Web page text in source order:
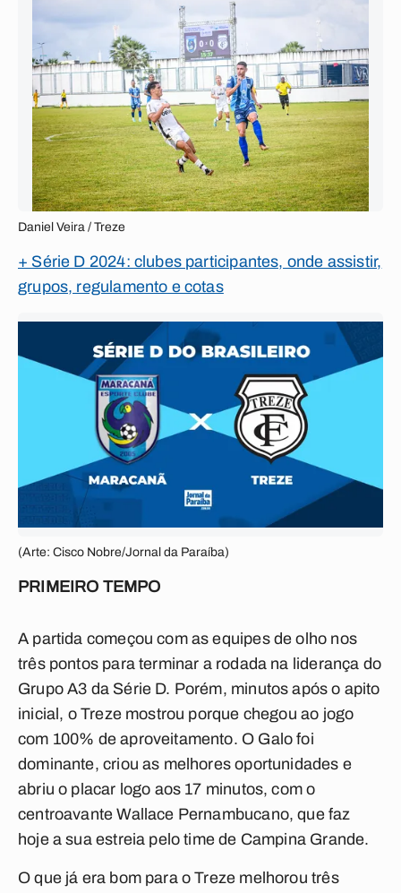
Daniel Veira / Treze
+ Série D 2024: clubes participantes, onde assistir,
grupos, regulamento e cotas
(Arte: Cisco Nobre/Jornal da Paraíba)
PRIMEIRO TEMPO
A partida começou com as equipes de olho nos
três pontos para terminar a rodada na liderança do
Grupo A3 da Série D. Porém, minutos após o apito
inicial, o Treze mostrou porque chegou ao jogo
com 100% de aproveitamento. O Galo foi
dominante, criou as melhores oportunidades e
abriu o placar logo aos 17 minutos, com o
centroavante Wallace Pernambucano, que faz
hoje a sua estreia pelo time de Campina Grande.
O que já era bom para o Treze melhorou três